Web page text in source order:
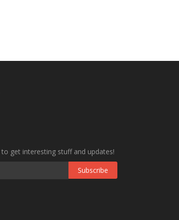
to get interesting stuff and updates!
Subscribe